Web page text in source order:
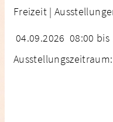
Freizeit |
04.09.2026 08:00 bis